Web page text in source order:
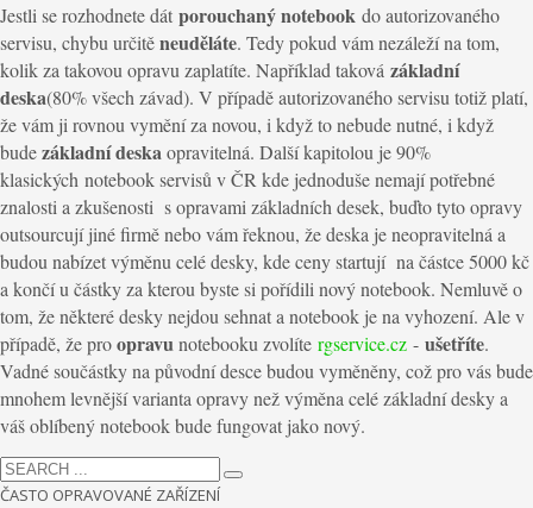
Jestli se rozhodnete dát porouchaný notebook do autorizovaného
servisu, chybu určitěneuděláte. Tedy pokud vám nezáleží na tom,
kolik za takovou opravu zaplatíte. Například taková základní
deska(80% všech závad). V případě autorizovaného servisu totiž platí,
že vám ji rovnou vymění za novou, i když to nebude nutné, i když
budezákladní deskaopravitelná. Další kapitolou je 90%
klasických notebook servisů v ČR kde jednoduše nemají potřebné
znalostiazkušenosti s opravami základních desek, buďto tyto opravy
outsourcují jiné firmě nebo vám řeknou, že deska je neopravitelná a
budou nabízet výměnu celé desky, kde ceny startují na částce 5000 kč
a končí u částky za kterou byste si pořídili nový notebook. Nemluvě o
tom, že některé desky nejdousehnata notebook je na vyhození. Ale v
případě, že proopravunotebooku zvolíte rgservice.cz - ušetříte.
Vadné součástky na původní desce budou vyměněny, což pro vás bude
mnohem levnější varianta opravy než výměna celé základní deskya
váš oblíbený notebook bude fungovat jako nový.
ČASTO OPRAVOVANÉ ZAŘÍZENÍ